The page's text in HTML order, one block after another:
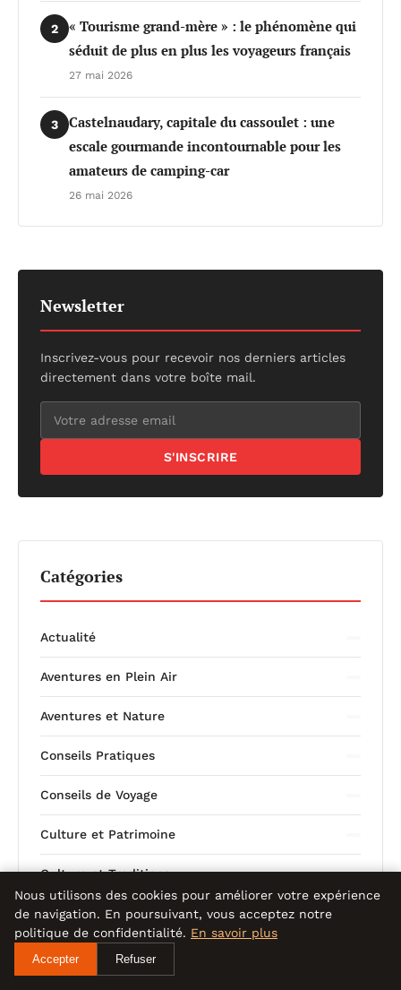
2
« Tourisme grand-mère » : le phénomène qui
séduit de plus en plus les voyageurs français
27 mai 2026
3
Castelnaudary, capitale du cassoulet : une
escale gourmande incontournable pour les
amateurs de camping-car
26 mai 2026
Newsletter
Inscrivez-vous pour recevoir nos derniers articles
directement dans votre boîte mail.
S'INSCRIRE
Catégories
Actualité
Aventures en Plein Air
Aventures et Nature
Conseils Pratiques
Conseils de Voyage
Culture et Patrimoine
Culture et Traditions
Destinations de Voyage
Festivals et Événements
Nous utilisons des cookies pour améliorer votre expérience
de navigation. En poursuivant, vous acceptez notre
politique de confidentialité. En savoir plus
Accepter Refuser